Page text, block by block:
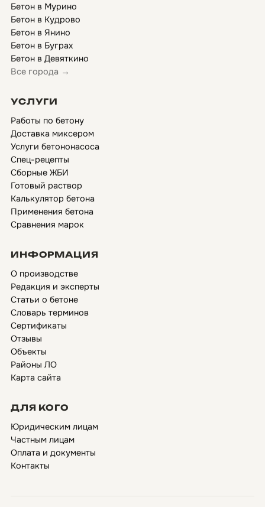
Бетон в Мурино
Бетон в Кудрово
Бетон в Янино
Бетон в Буграх
Бетон в Девяткино
Все города →
УСЛУГИ
Работы по бетону
Доставка миксером
Услуги бетононасоса
Спец-рецепты
Сборные ЖБИ
Готовый раствор
Калькулятор бетона
Применения бетона
Сравнения марок
ИНФОРМАЦИЯ
О производстве
Редакция и эксперты
Статьи о бетоне
Словарь терминов
Сертификаты
Отзывы
Объекты
Районы ЛО
Карта сайта
ДЛЯ КОГО
Юридическим лицам
Частным лицам
Оплата и документы
Контакты